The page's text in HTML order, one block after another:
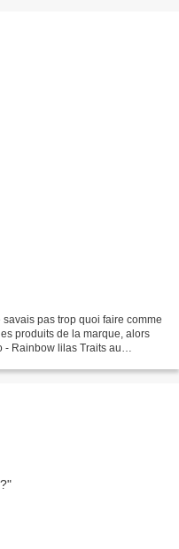
pas trop quoi faire comme
produits de la marque, alors
- Rainbow lilas Traits au